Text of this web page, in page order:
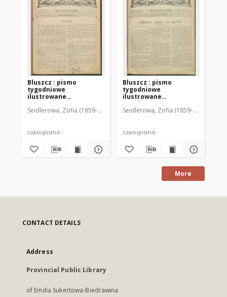
Bluszcz : pismo
tygodniowe
ilustrowane
kobiecym, 1912 R. 48, nr
Seidlerowa, Zofia (1859-1919). Red. i Wyd.
czasopismo
Bluszcz : pismo
tygodniowe
ilustrowane
kobiecym, 1912 R. 48, nr
Seidlerowa, Zofia (1859-1919). Red.
czasopismo
More
CONTACT DETAILS
Address
Provincial Public Library
of Emilia Sukertowa-Biedrawina